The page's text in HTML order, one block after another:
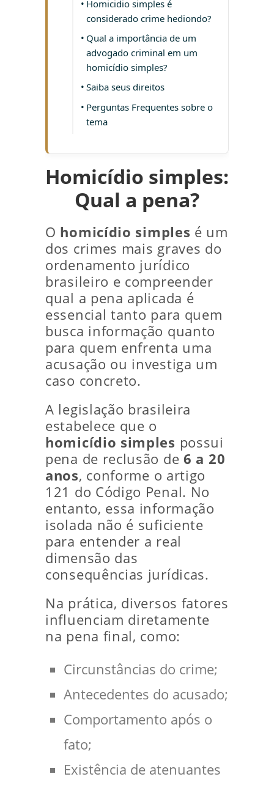
Homicidio simples é
considerado crime hediondo?
Qual a importância de um
advogado criminal em um
homicídio simples?
Saiba seus direitos
Perguntas Frequentes sobre o
tema
Homicídio simples:
Qual a pena?
O homicídio simples é um
dos crimes mais graves do
ordenamento jurídico
brasileiro e compreender
qual a pena aplicada é
essencial tanto para quem
busca informação quanto
para quem enfrenta uma
acusação ou investiga um
caso concreto.
A legislação brasileira
estabelece que o
homicídio simples possui
pena de reclusão de 6 a 20
anos, conforme o artigo
121 do Código Penal. No
entanto, essa informação
isolada não é suficiente
para entender a real
dimensão das
consequências jurídicas.
Na prática, diversos fatores
influenciam diretamente
na pena final, como:
Circunstâncias do crime;
Antecedentes do acusado;
Comportamento após o
fato;
Existência de atenuantes